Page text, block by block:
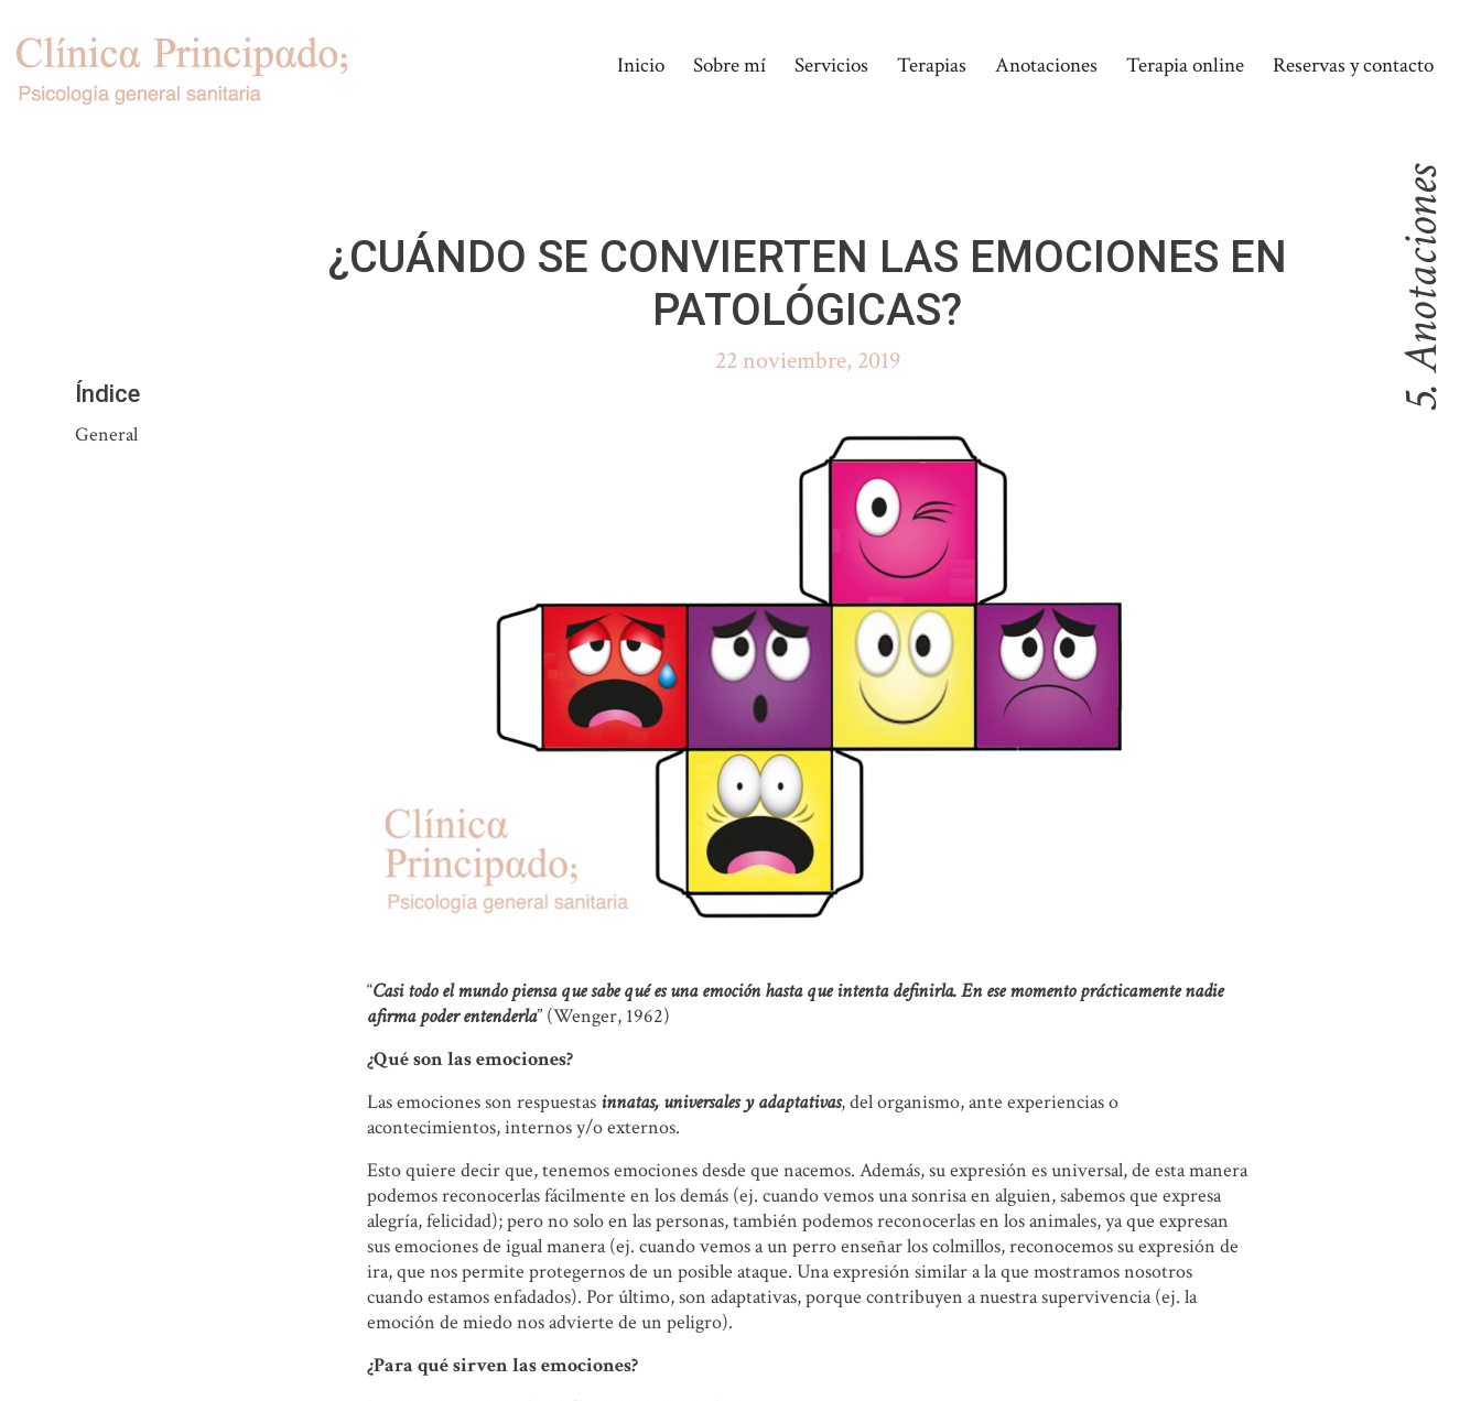
contenido
Inicio Sobre mí Servicios Terapias Anotaciones Terapia online Reservas y contacto
5. Anotaciones
Índice
General
¿CUÁNDO SE CONVIERTEN LAS EMOCIONES EN
PATOLÓGICAS?
22 noviembre, 2019
“Casi todo el mundo piensa que sabe qué es una emoción hasta que intenta definirla. En ese momento prácticamente nadie
afirma poder entenderla” (Wenger, 1962)
¿Qué son las emociones?
Las emociones son respuestas innatas, universales y adaptativas, del organismo, ante experiencias o
acontecimientos, internos y/o externos.
Esto quiere decir que, tenemos emociones desde que nacemos. Además, su expresión es universal, de esta manera
podemos reconocerlas fácilmente en los demás (ej. cuando vemos una sonrisa en alguien, sabemos que expresa
alegría, felicidad); pero no solo en las personas, también podemos reconocerlas en los animales, ya que expresan
sus emociones de igual manera (ej. cuando vemos a un perro enseñar los colmillos, reconocemos su expresión de
ira, que nos permite protegernos de un posible ataque. Una expresión similar a la que mostramos nosotros
cuando estamos enfadados). Por último, son adaptativas, porque contribuyen a nuestra supervivencia (ej. la
emoción de miedo nos advierte de un peligro).
¿Para qué sirven las emociones?